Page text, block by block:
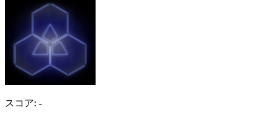
スコア: -